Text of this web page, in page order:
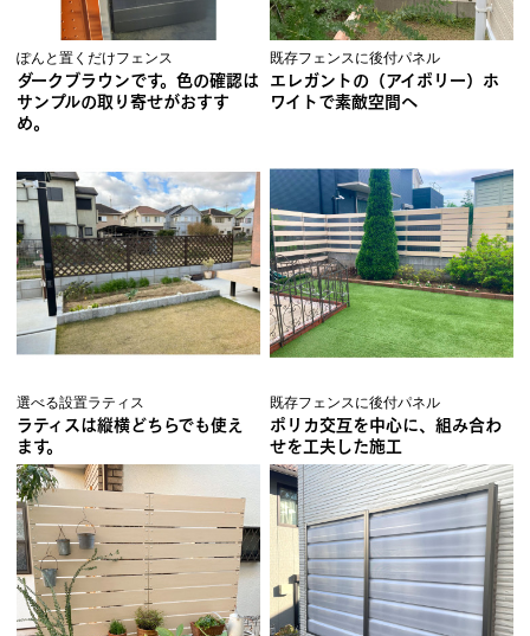
ぽんと置くだけフェンス
ダークブラウンです。色の確認は
サンプルの取り寄せがおすす
め。
既存フェンスに後付パネル
エレガントの（アイボリー）ホ
ワイトで素敵空間へ
選べる設置ラティス
ラティスは縦横どちらでも使え
ます。
既存フェンスに後付パネル
ポリカ交互を中心に、組み合わ
せを工夫した施工